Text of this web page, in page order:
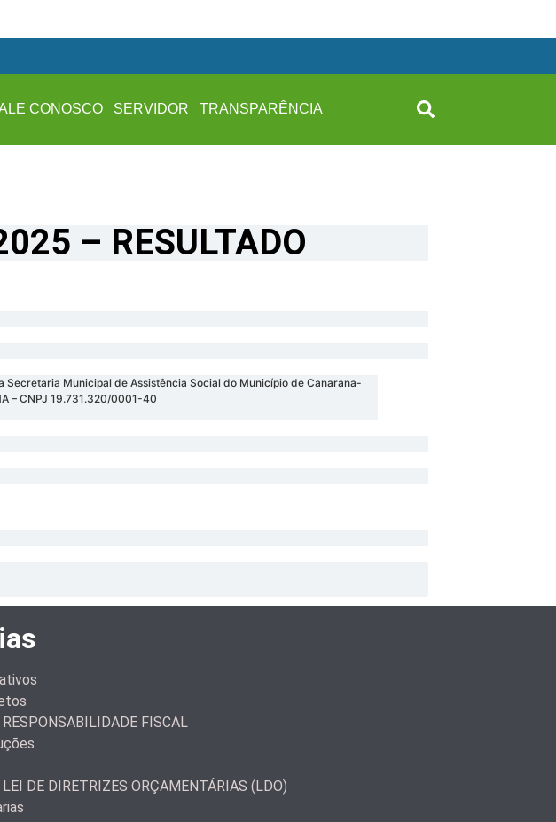
CONOSCO SERVIDOR TRANSPARÊNCIA
– RESULTADO
Municipal de Assistência Social do Município de Canarana-
– CNPJ 19.731.320/0001-40
RESPONSABILIDADE FISCAL
LEI DE DIRETRIZES ORÇAMENTÁRIAS (LDO)